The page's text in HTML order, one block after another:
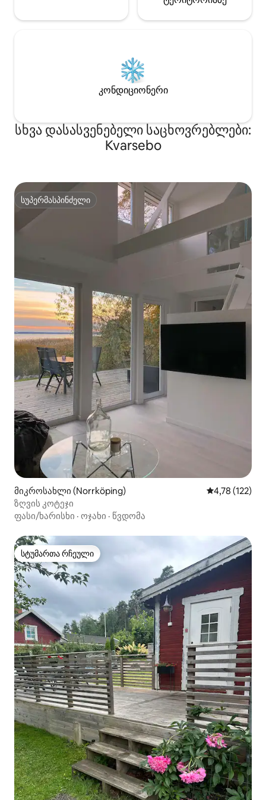
კონდიციონერი
სხვა დასასვენებელი საცხოვრებლები:
Kvarsebo
სუპერმასპინძელი
სუპერმასპინძელი
მიკროსახლი (Norrköping) საშუალო
4,78 (122)
ზღვის კოტეჯი
ფასი/ხარისხი · ოჯახი · წვდომა
სტუმართა რჩეული
სტუმართა რჩეული